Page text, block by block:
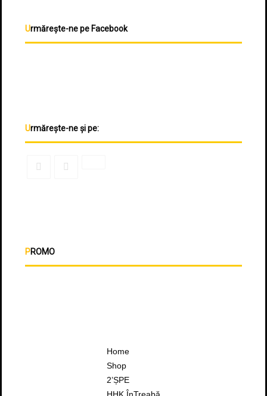
Urmărește-ne pe Facebook
Urmărește-ne și pe:
PROMO
Home
Shop
2’ȘPE